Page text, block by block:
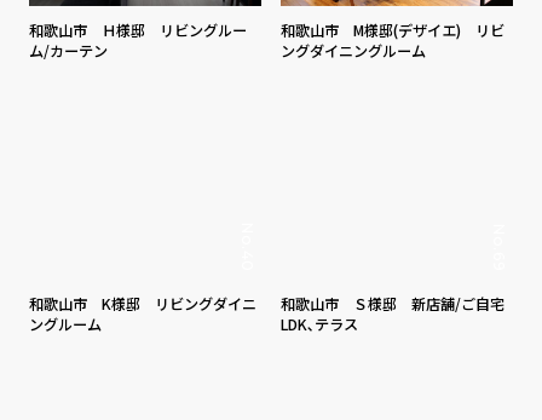
和歌山市 Ｈ様邸 リビングルー
ム/カーテン
和歌山市 M様邸(デザイエ) リビ
ングダイニングルーム
和歌山市 K様邸 リビングダイニ
ングルーム
和歌山市 Ｓ様邸 新店舗/ご自宅
LDK､テラス